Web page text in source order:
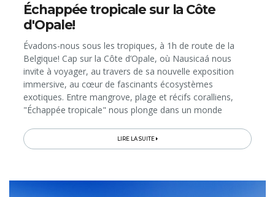
Échappée tropicale sur la Côte
d'Opale!
Évadons-nous sous les tropiques, à 1h de route de la
Belgique! Cap sur la Côte d’Opale, où Nausicaá nous
invite à voyager, au travers de sa nouvelle exposition
immersive, au cœur de fascinants écosystèmes
exotiques. Entre mangrove, plage et récifs coralliens,
"Échappée tropicale" nous plonge dans un monde
poursuivre à table, autour d’un...
LIRE LA SUITE